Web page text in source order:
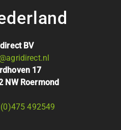
BV
17
NW Roermond
492549